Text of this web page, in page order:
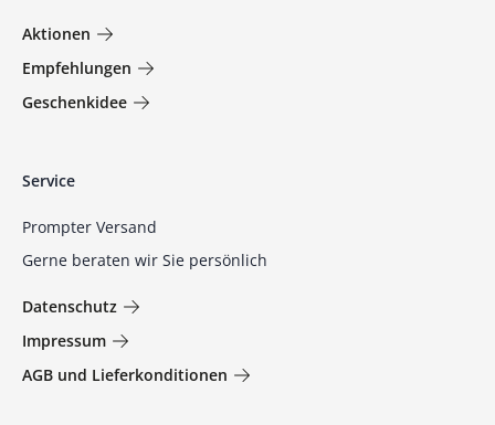
Aktionen
Empfehlungen
Geschenkidee
Service
Prompter Versand
Gerne beraten wir Sie persönlich
Datenschutz
Impressum
AGB und Lieferkonditionen